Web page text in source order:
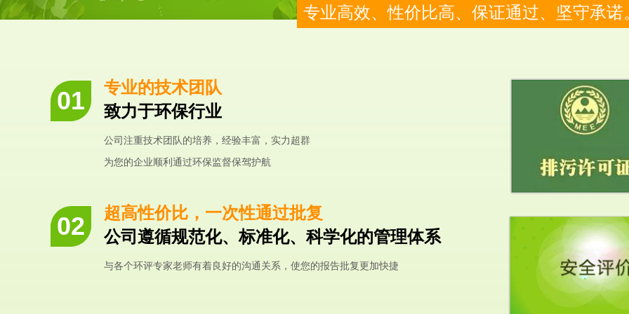
专业高效、性价比高、保证通过、坚守承诺
专业的技术团队
致力于环保行业
公司注重技术团队的培养，经验丰富，实力超群
为您的企业顺利通过环保监督保驾护航
超高性价比，一次性通过批复
公司遵循规范化、标准化、科学化的管理体系
与各个环评专家老师有着良好的沟通关系，使您的报告批复更加快捷